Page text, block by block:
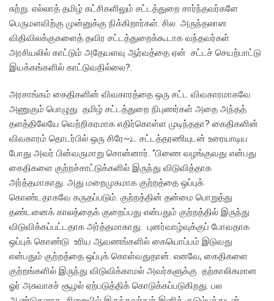
சுற்று. எல்லாத் தமிழ் கட்சிகளிலும் சட்டத்துறை சார்ந்தவர்களே
பெருமளவிற்கு முன்னுக்கு நிக்கிறார்கள். சில அருந்தலான
விதிவிலக்குகளைத் தவிர சட்டத்துறைக்கூடாக வந்தவர்கள்
அரசியலில் காட்டும் அதேயளவு ஆர்வத்தை ஏன் சட்டச் செயற்பாட்டு
இயக்கங்களில் காட்டுவதில்லை?.
அரசாங்கம் கைதிகளின் விவகாரத்தை ஒரு சட்ட விவகாரமாகவே
அணுகும் பொழுது தமிழ் சட்டத்துறை நிபுணர்கள் அதை அந்தத்
தளத்திலேயே வெற்றிகரமாக எதிர்கொள்ள முடிந்ததா? கைதிகளின்
விவகாரம் தொடர்பில் ஒரு சிரே~;ட சட்டத்தரணியுடன் உரையாடிய
போது அவர் பின்வருமாறு சொன்னார். “பிணை வழங்குவது என்பது
கைதிகளை குற்றச்சாட்டுக்களில் இருந்து விடுவித்தாக
அர்த்தமாகாது. அது மறைமுகமாக குற்றத்தை ஒப்புக்
கொண்டதாகவே கருதப்படும். குற்றத்தின் தன்மை பொறுத்து
தண்டனைக் காலத்தைக் குறைப்பது என்பதும் குற்றத்தில் இருந்து
விடுவிக்கப்பட்டதாக அர்த்தமாகாது. புனர்வாழ்வுக்குப் போவதாக
ஒப்புக் கொண்டு உரிய ஆவணங்களில் கையொப்பம் இடுவது
என்பதும் குற்றத்தை ஒப்புக் கொள்வதுதான். எனவே, கைதிகளை
குற்றங்களில் இருந்து விடுவிக்காமல் அவர்களுக்கு தற்காலிகமான
ஓர் அசுவாசச் சூழல் ஏற்படுத்திக் கொடுக்கப்படுகிறது. பல